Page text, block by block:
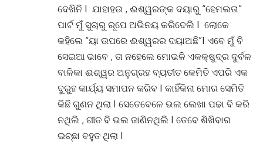
ଦେଖିନି I ଯାହାହଉ , ଈଶ୍ୱରଙ୍କ ଦୟାରୁ “ହେମଲତା”
ପାର୍ଟ ମୁଁ ସୁଚାରୁ ରୂପେ ଅଭିନୟ କରିଦେଲି I ଲୋକେ
କହିଲେ “ୟା ଉପରେ ଈଶ୍ୱରର ଦୟାଅଛି”I ଏବେ ମୁଁ ବି
ସେଇଆ ଭାବେ , ତା ନହେଲେ ମୋଭଳି ଏକକ୍ଷୁଦ୍ର ଦୁର୍ବଳ
ବାଳିକା ଈଶ୍ୱର ଅନୁଗ୍ରହ ବ୍ୟତୀତ କେମିତି ଏପରି ଏକ
ଦୁରୁହ କାର୍ଯ୍ୟ ସମାପନ କରିବ I କାହିଁକିନା ମୋର ସେମିତି
କିଛି ଗୁଣନ ଥିଲା I ସେତେବେଳେ ଭଲ ଲେଖା ପଢା ବି କରି
ନଥିଲି , ଗୀତ ବି ଭଲ ଜାଣିନଥିଲି I ତେବେ ଶିଖିବାର
ଇଚ୍ଛା ବହୁତ ଥିଲା I